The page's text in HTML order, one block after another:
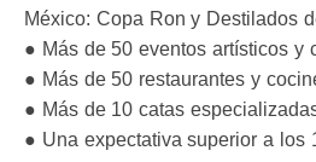
México: Copa Ron y Destilados
● Más de 50 eventos artísticos y
● Más de 50 restaurantes y
● Más de 10 catas
● Una expectativa superior a los